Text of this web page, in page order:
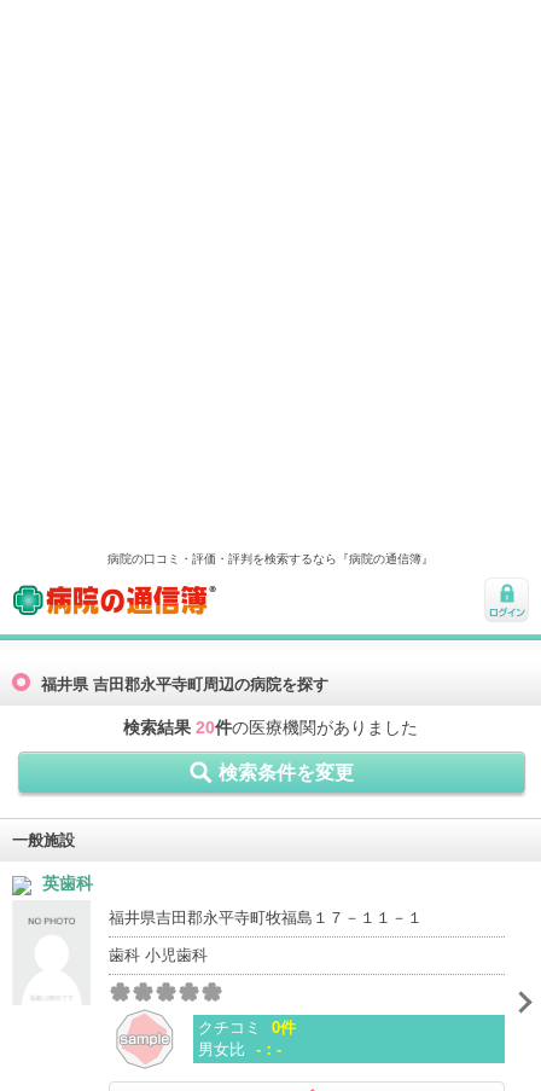
病院の口コミ・評価・評判を検索するなら『病院の通信簿』
病院の通信簿
ログ
福井県 吉田郡永平寺町周辺の病院を探す
検索結果 20件の医療機関がありました
検索条件を変更
一般施設
英歯科
福井県吉田郡永平寺町牧福島１７－１１－１
歯科 小児歯科
クチコミ
0件
男女比 -：-